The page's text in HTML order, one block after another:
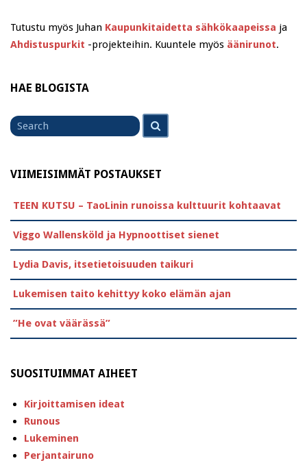
Tutustu myös Juhan Kaupunkitaidetta sähkökaapeissa ja
Ahdistuspurkit -projekteihin. Kuuntele myös äänirunot.
HAE BLOGISTA
Search
for
VIIMEISIMMÄT POSTAUKSET
TEEN KUTSU – TaoLinin runoissa kulttuurit kohtaavat
Viggo Wallensköld ja Hypnoottiset sienet
Lydia Davis, itsetietoisuuden taikuri
Lukemisen taito kehittyy koko elämän ajan
”He ovat väärässä”
SUOSITUIMMAT AIHEET
Kirjoittamisen ideat
Runous
Lukeminen
Perjantairuno